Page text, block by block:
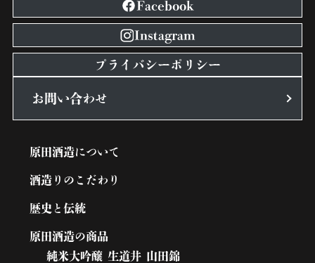
Facebook
Instagram
プライバシーポリシー
お問い合わせ
原田酒造について
酒造りのこだわり
歴史と伝統
原田酒造の商品
純米大吟醸 生道井 山田錦